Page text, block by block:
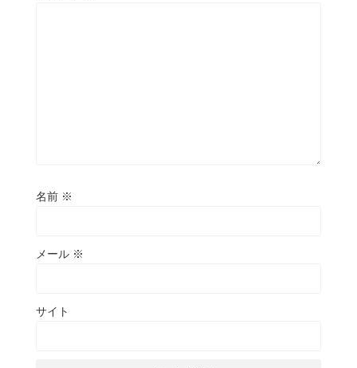
名前 ※
メール ※
サイト